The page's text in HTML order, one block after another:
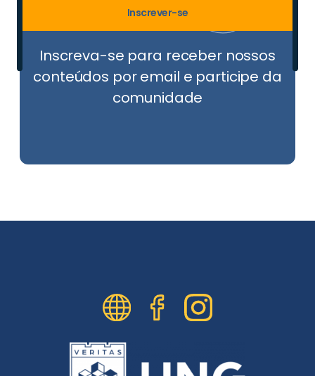
Inscrever-se
Inscreva-se para receber nossos
conteúdos por email e participe da
comunidade